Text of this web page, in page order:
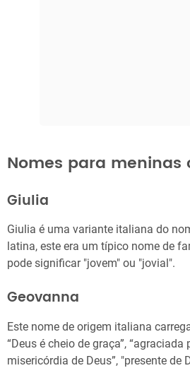
Nomes para meninas
Giulia
Giulia é uma variante italiana do
latina, este era um típico nome de
pode significar "jovem" ou "jovial".
Geovanna
Este nome de origem italiana
“Deus é cheio de graça”, “agraciada
misericórdia de Deus”, "presente de